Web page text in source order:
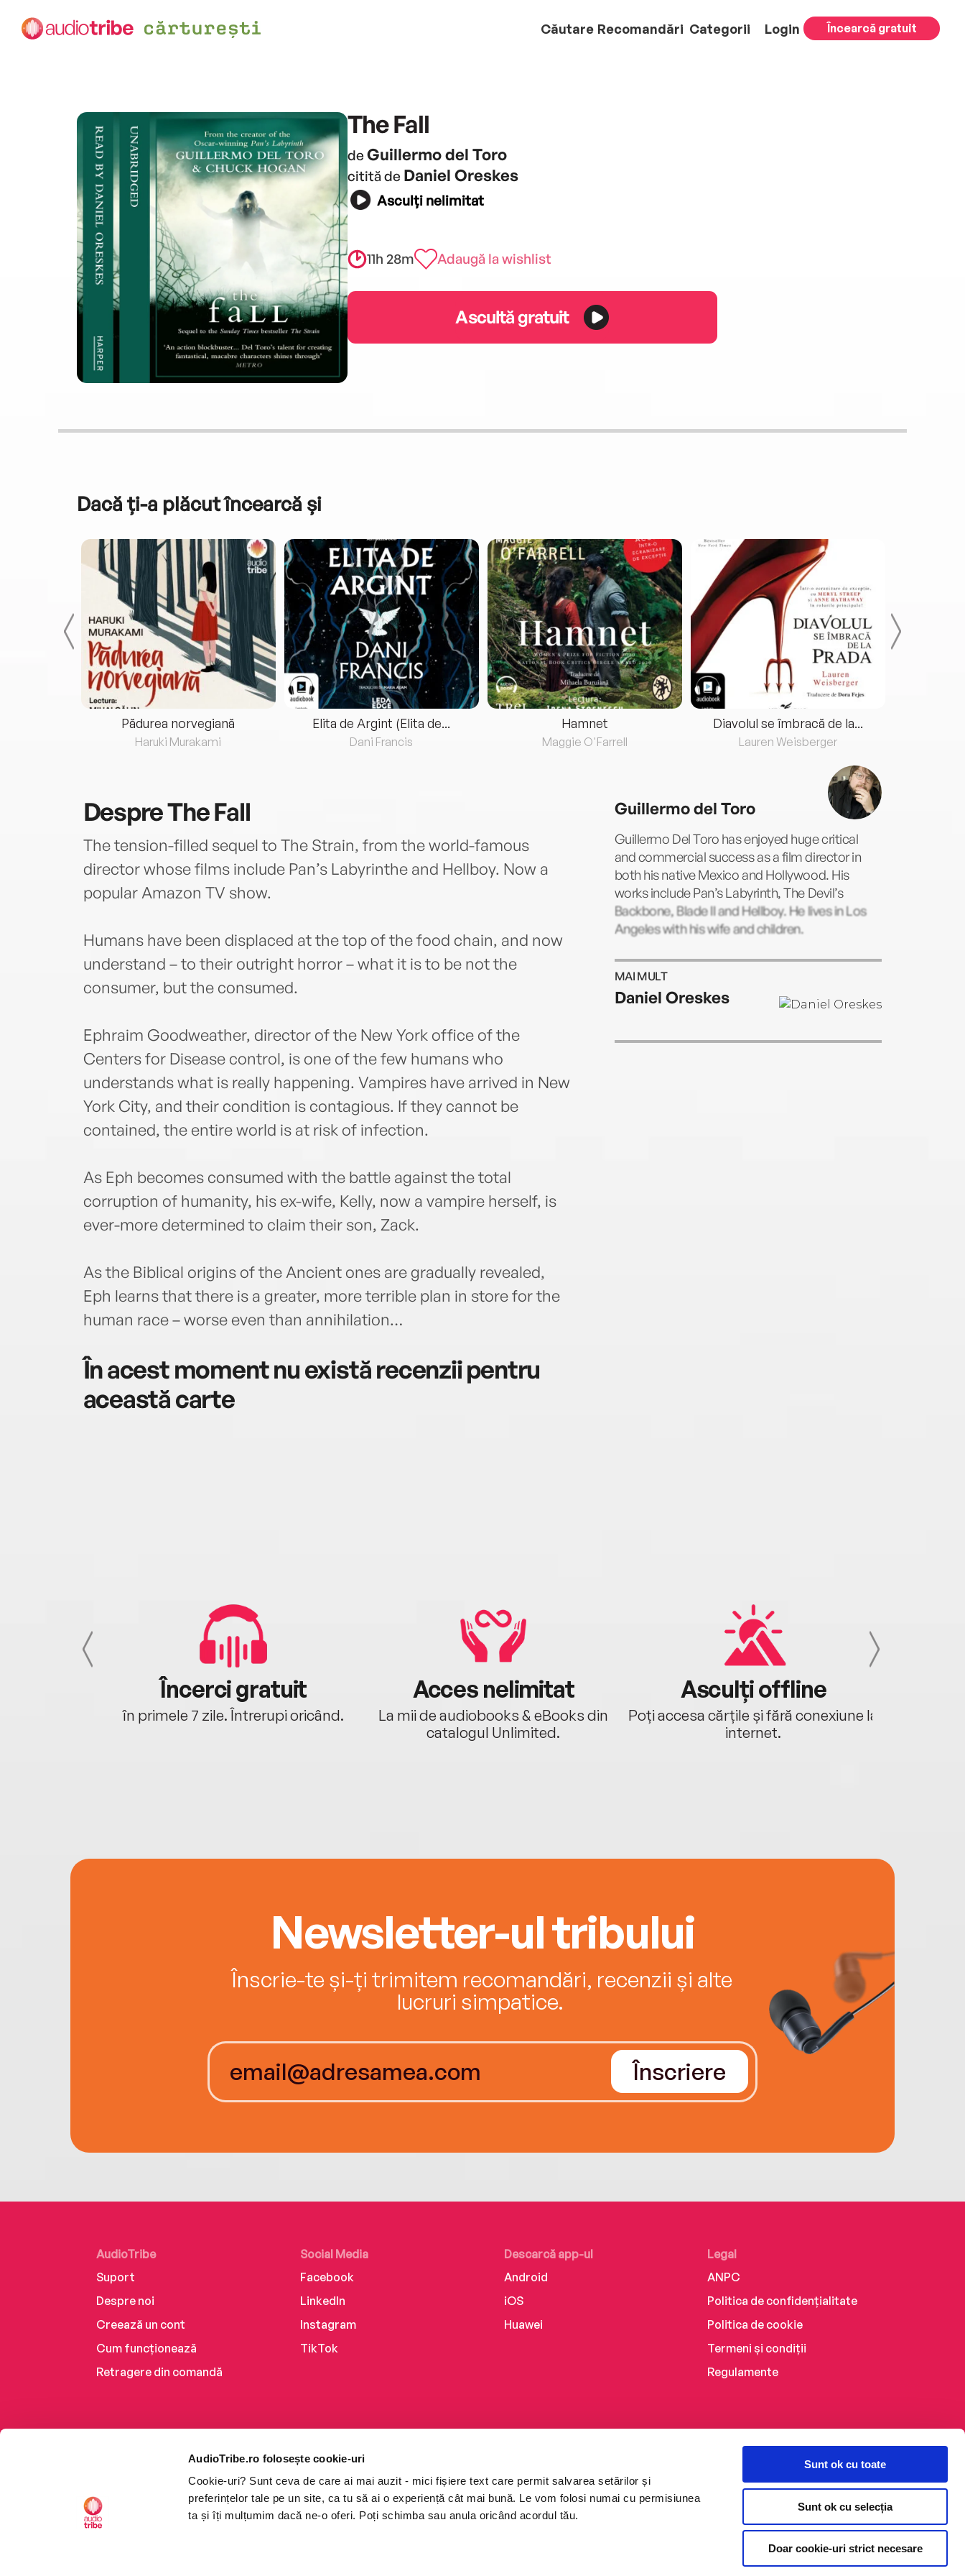
AudioTribe.ro folosește cookie-uri
Cookie-uri? Sunt ceva de care ai mai auzit - mici fișiere text care permit salvarea setărilor și
preferințelor tale pe un site, ca tu să ai o experiență cât mai bună. Le vom folosi numai cu permisiunea
ta și îți mulțumim dacă ne-o oferi. Poți schimba sau anula oricând acordul tău.
Sunt ok cu toate
Sunt ok cu selecția
Doar cookie-uri strict necesare
Căutare Recomandări Categorii Login Încearcă gratuit
The Fall
de Guillermo del Toro
citită de Daniel Oreskes
Asculți nelimitat
11h 28m Adaugă la wishlist
Ascultă gratuit
Dacă ți-a plăcut încearcă și
Pădurea norvegiană
Haruki Murakami
Elita de Argint (Elita de...
Dani Francis
Hamnet
Maggie O'Farrell
Diavolul se îmbracă de la...
Lauren Weisberger
DespreThe Fall
The tension-filled sequel to The Strain, from the world-famous
director whose films include Pan’s Labyrinthe and Hellboy. Now a
popular Amazon TV show.
Humans have been displaced at the top of the food chain, and now
understand – to their outright horror – what it is to be not the
consumer, but the consumed.
Ephraim Goodweather, director of the New York office of the
Centers for Disease control, is one of the few humans who
understands what is really happening. Vampires have arrived in New
York City, and their condition is contagious. If they cannot be
contained, the entire world is at risk of infection.
As Eph becomes consumed with the battle against the total
corruption of humanity, his ex-wife, Kelly, now a vampire herself, is
ever-more determined to claim their son, Zack.
As the Biblical origins of the Ancient ones are gradually revealed,
Eph learns that there is a greater, more terrible plan in store for the
human race – worse even than annihilation…
În acest moment nu există recenzii pentru
această carte
Guillermo del Toro
Guillermo Del Toro has enjoyed huge critical
and commercial success as a film director in
both his native Mexico and Hollywood. His
works include Pan’s Labyrinth, The Devil’s
Backbone, Blade II and Hellboy. He lives in Los
Angeles with his wife and children.
MAI MULT
Daniel Oreskes
Încerci gratuit
în primele 7 zile. Întrerupi oricând.
Acces nelimitat
La mii de audiobooks & eBooks din
catalogul Unlimited.
Asculți offline
Poți accesa cărțile și fără conexiune la
internet.
Newsletter-ul tribului
Înscrie-te și-ți trimitem recomandări, recenzii și alte
lucruri simpatice.
Înscriere
AudioTribe
Suport
Despre noi
Creează un cont
Cum funcționează
Retragere din comandă
Social Media
Facebook
LinkedIn
Instagram
TikTok
Descarcă app-ul
Android
iOS
Huawei
Legal
ANPC
Politica de confidențialitate
Politica de cookie
Termeni și condiții
Regulamente